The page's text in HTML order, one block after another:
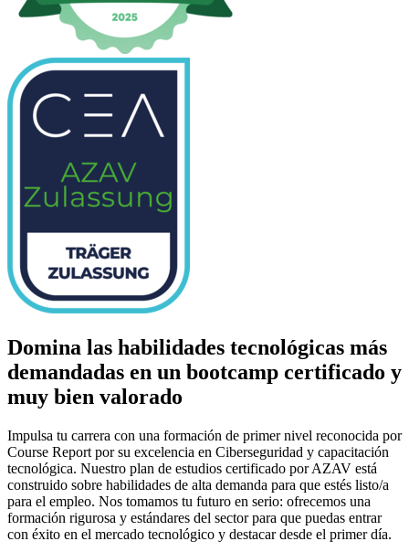
Domina las habilidades tecnológicas más
demandadas en un bootcamp certificado y
muy bien valorado
Impulsa tu carrera con una formación de primer nivel reconocida por
Course Report por su excelencia en Ciberseguridad y capacitación
tecnológica. Nuestro plan de estudios certificado por AZAV está
construido sobre habilidades de alta demanda para que estés listo/a
para el empleo. Nos tomamos tu futuro en serio: ofrecemos una
formación rigurosa y estándares del sector para que puedas entrar
con éxito en el mercado tecnológico y destacar desde el primer día.